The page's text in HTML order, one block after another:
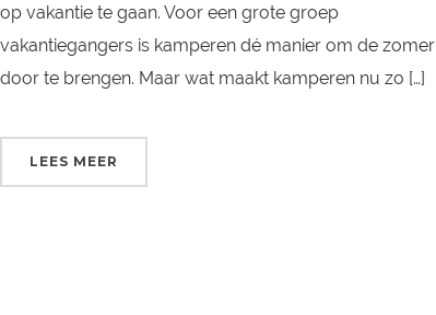
op vakantie te gaan. Voor een grote groep
vakantiegangers is kamperen dé manier om de zomer
door te brengen. Maar wat maakt kamperen nu zo […]
LEES MEER